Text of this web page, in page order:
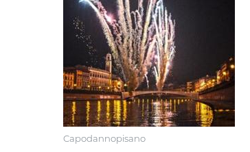
Capodannopisano